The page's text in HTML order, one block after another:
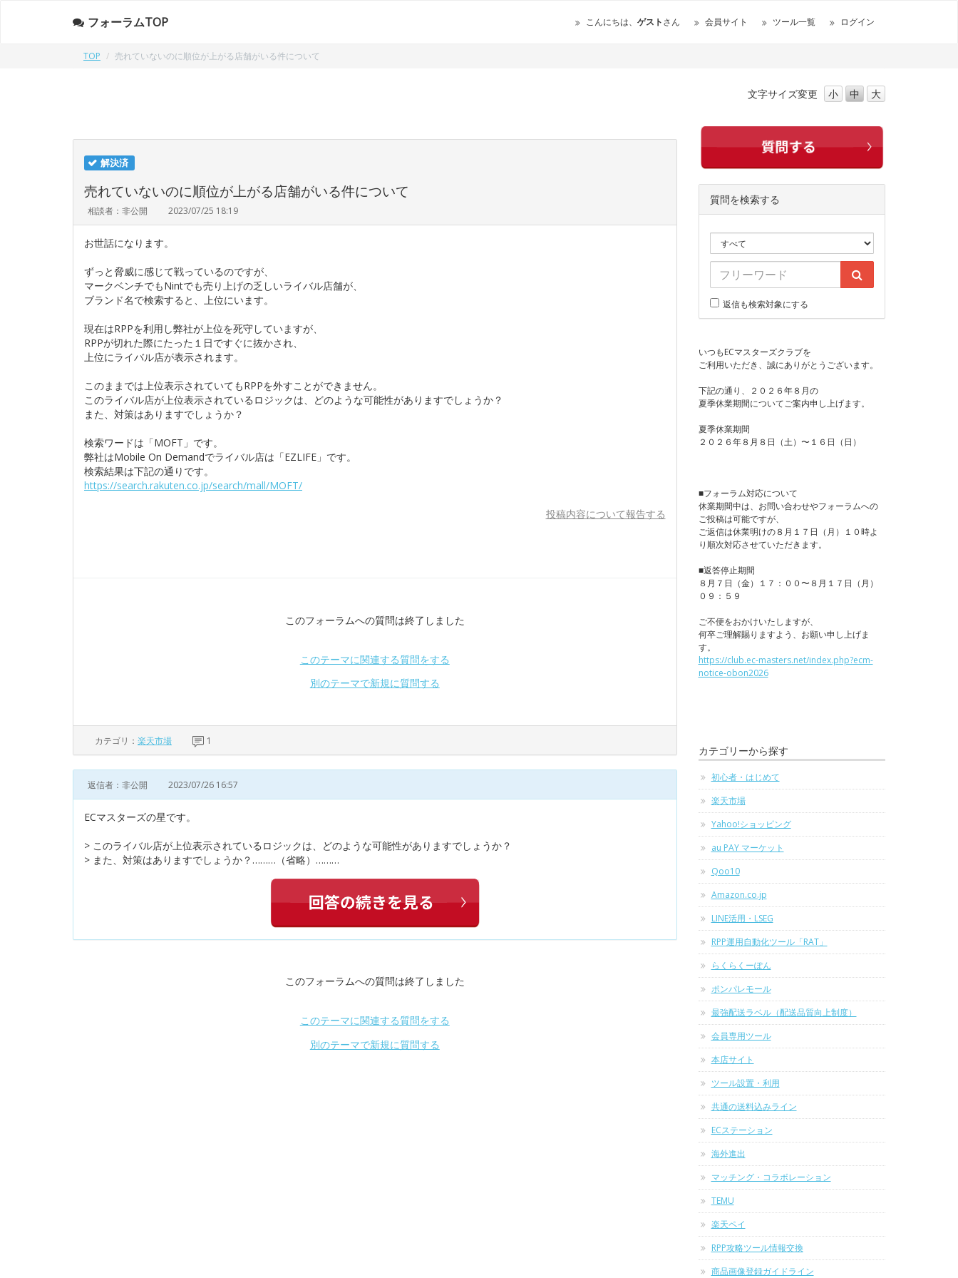
フォーラムTOP こんにちは、 ゲストさん 会員サイト ツール一覧 ログイン
TOP 売れていないのに順位が上がる店舗がいる件について
文字サイズ変更 小 中 大
解決済
売れていないのに順位が上がる店舗がいる件について
相談者：非公開 2023/07/25 18:19
お世話になります。
ずっと脅威に感じて戦っているのですが、
マークベンチでもNintでも売り上げの乏しいライバル店舗が、
ブランド名で検索すると、上位にいます。
現在はRPPを利用し弊社が上位を死守していますが、
RPPが切れた際にたった１日ですぐに抜かされ、
上位にライバル店が表示されます。
このままでは上位表示されていてもRPPを外すことができません。
このライバル店が上位表示されているロジックは、どのような可能性がありますでしょうか？
また、対策はありますでしょうか？
検索ワードは「MOFT」です。
弊社はMobile On Demandでライバル店は「EZLIFE」です。
検索結果は下記の通りです。
https://search.rakuten.co.jp/search/mall/MOFT/
投稿内容について報告する
このフォーラムへの質問は終了しました
このテーマに関連する質問をする
別のテーマで新規に質問する
カテゴリ： 楽天市場 1
返信者：非公開 2023/07/26 16:57
ECマスターズの星です。
> このライバル店が上位表示されているロジックは、どのような可能性がありますでしょうか？
> また、対策はありますでしょうか？………（省略）………
このフォーラムへの質問は終了しました
このテーマに関連する質問をする
別のテーマで新規に質問する
質問を検索する
返信も検索対象にする
いつもECマスターズクラブを
ご利用いただき、誠にありがとうございます。
下記の通り、２０２６年８月の
夏季休業期間についてご案内申し上げます。
夏季休業期間
２０２６年８月８日（土）〜１６日（日）
■フォーラム対応について
休業期間中は、お問い合わせやフォーラムへの
ご投稿は可能ですが、
ご返信は休業明けの８月１７日（月）１０時よ
り順次対応させていただきます。
■返答停止期間
８月７日（金）１７：００〜８月１７日（月）
０９：５９
ご不便をおかけいたしますが、
何卒ご理解賜りますよう、お願い申し上げま
す。
https://club.ec-masters.net/index.php?ecm-
notice-obon2026
カテゴリーから探す
初心者・はじめて
楽天市場
Yahoo!ショッピング
au PAY マーケット
Qoo10
Amazon.co.jp
LINE活用・LSEG
RPP運用自動化ツール「RAT」
らくらくーぽん
ポンパレモール
最強配送ラベル（配送品質向上制度）
会員専用ツール
本店サイト
ツール設置・利用
共通の送料込みライン
ECステーション
海外進出
マッチング・コラボレーション
TEMU
楽天ペイ
RPP攻略ツール情報交換
商品画像登録ガイドライン